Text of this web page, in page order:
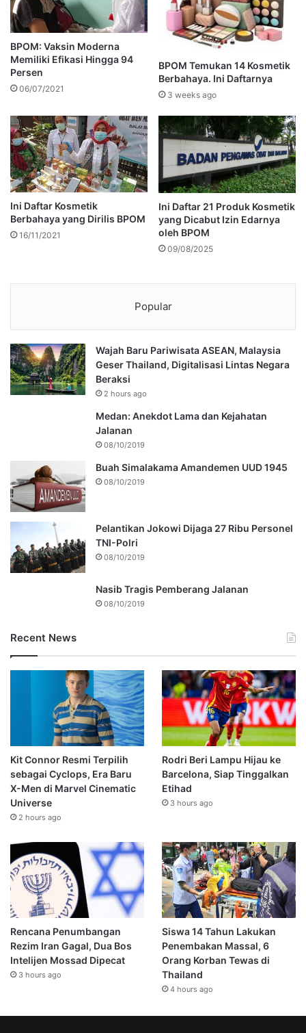
BPOM: Vaksin Moderna
Memiliki Efikasi Hingga 94
Persen
06/07/2021
BPOM Temukan 14 Kosmetik
Berbahaya. Ini Daftarnya
3 weeks ago
Ini Daftar Kosmetik
Berbahaya yang Dirilis BPOM
16/11/2021
Ini Daftar 21 Produk Kosmetik
yang Dicabut Izin Edarnya
oleh BPOM
09/08/2025
Popular
Wajah Baru Pariwisata ASEAN, Malaysia
Geser Thailand, Digitalisasi Lintas Negara
Beraksi
2 hours ago
Medan: Anekdot Lama dan Kejahatan
Jalanan
08/10/2019
Buah Simalakama Amandemen UUD 1945
08/10/2019
Pelantikan Jokowi Dijaga 27 Ribu Personel
TNI-Polri
08/10/2019
Nasib Tragis Pemberang Jalanan
08/10/2019
Recent News
Kit Connor Resmi Terpilih
sebagai Cyclops, Era Baru
X-Men di Marvel Cinematic
Universe
2 hours ago
Rodri Beri Lampu Hijau ke
Barcelona, Siap Tinggalkan
Etihad
3 hours ago
Rencana Penumbangan
Rezim Iran Gagal, Dua Bos
Intelijen Mossad Dipecat
3 hours ago
Siswa 14 Tahun Lakukan
Penembakan Massal, 6
Orang Korban Tewas di
Thailand
4 hours ago